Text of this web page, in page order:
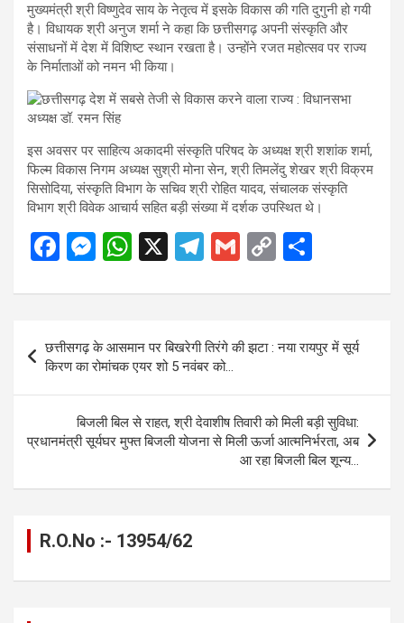
मुख्यमंत्री श्री विष्णुदेव साय के नेतृत्व में इसके विकास की गति दुगुनी हो गयी
है। विधायक श्री अनुज शर्मा ने कहा कि छत्तीसगढ़ अपनी संस्कृति और
संसाधनों में देश में विशिष्ट स्थान रखता है। उन्होंने रजत महोत्सव पर राज्य
के निर्माताओं को नमन भी किया।
इस अवसर पर साहित्य अकादमी संस्कृति परिषद के अध्यक्ष श्री शशांक शर्मा,
फिल्म विकास निगम अध्यक्ष सुश्री मोना सेन, श्री तिमलेंदु शेखर श्री विक्रम
सिसोदिया, संस्कृति विभाग के सचिव श्री रोहित यादव, संचालक संस्कृति
विभाग श्री विवेक आचार्य सहित बड़ी संख्या में दर्शक उपस्थित थे।
F
ce
b
o
o
M
se
n
g
er
W
at
A
p
p
X
T
e
gr
a
m
G
ail
C
py
n
k
ar
navigation
छत्तीसगढ़ के आसमान पर बिखरेगी तिरंगे की झटा : नया रायपुर में सूर्य
किरण का रोमांचक एयर शो 5 नवंबर को…
बिजली बिल से राहत, श्री देवाशीष तिवारी को मिली बड़ी सुविधा:
प्रधानमंत्री सूर्यघर मुफ्त बिजली योजना से मिली ऊर्जा आत्मनिर्भरता, अब
आ रहा बिजली बिल शून्य…
R.O.No :- 13954/62